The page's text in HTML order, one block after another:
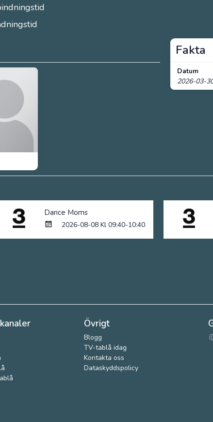
Fakta
Datum
2026-03-
Dance Moms
2026-08-08 Kl 09:40-10:40
Övrigt
Blogg
TV-tablå idag
Kontakta oss
Dataskyddspolicy